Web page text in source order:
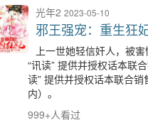
光年2 2023-05-10
邪王强宠：重生狂
上一世她轻信奸人，被
“讯读” 提供并授权话本联
读” 提供并授权话本联合
内）。
999+人看过